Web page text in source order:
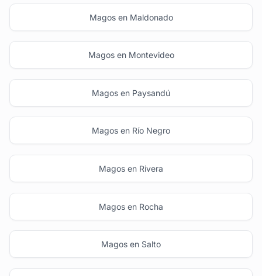
Magos en Maldonado
Magos en Montevideo
Magos en Paysandú
Magos en Río Negro
Magos en Rivera
Magos en Rocha
Magos en Salto